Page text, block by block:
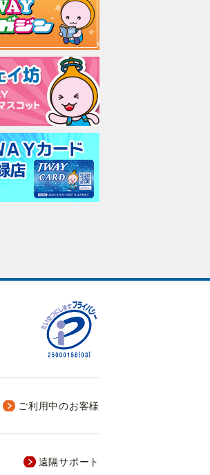
ご利用中のお客様
遠隔サポート